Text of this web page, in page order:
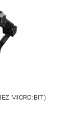
MICRO:BIT)